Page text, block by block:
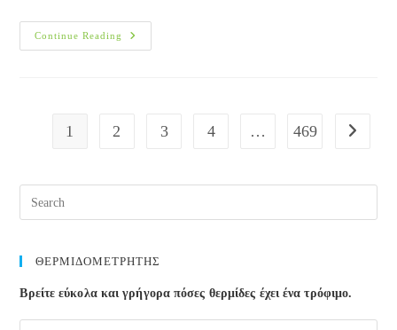
Continue Reading
Κύστεις
Οδοντοφόρες
1 2 3 4 … 469 Go to
ΘΕΡΜΙΔΟΜΕΤΡΗΤΗΣ
Βρείτε εύκολα και γρήγορα πόσες θερμίδες έχει ένα τρόφιμο.